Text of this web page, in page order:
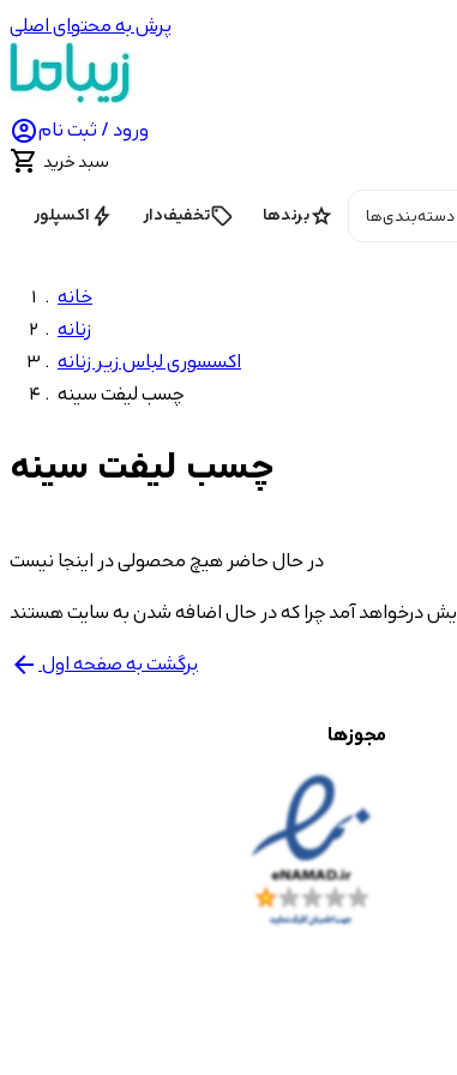
پرش به محتوای اصلی
ورود / ثبت نام
 سبد خرید
دسته‌بندی‌ها starبرندها local_offerتخفیف‌دار boltاکسپلور
خانه
زنانه
اکسسوری لباس زیر زنانه
چسب لیفت سینه
چسب لیفت سینه
در حال حاضر هیچ محصولی در اینجا نیست
arrow_back برگشت به صفحه اول
مجوزها